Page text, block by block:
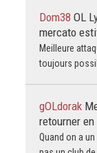
Dom38 OL
mercato
Meilleure
toujours
gOLdorak
retourner
Quand on a